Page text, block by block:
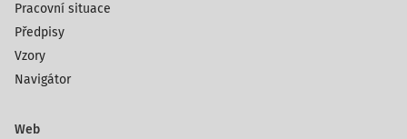
Pracovní situace
Předpisy
Vzory
Navigátor
Web